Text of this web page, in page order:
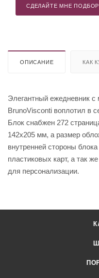
СДЕЛАЙТЕ МНЕ
ОПИСАНИЕ КАК
Элегантный ежедневник с
BrunoVisconti воплотил в
Блок снабжен 272
142х205 мм, а размер
внутренней стороны
пластиковых карт, а так
для персонализации.